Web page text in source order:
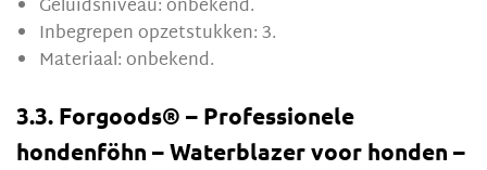
Geluidsniveau: onbekend.
Inbegrepen opzetstukken: 3.
Materiaal: onbekend.
3.3. Forgoods® – Professionele
hondenföhn – Waterblazer voor honden –